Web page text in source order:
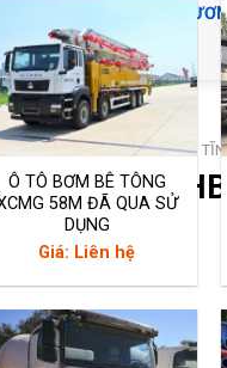
Ô TÔ BƠM BÊ TÔNG
58M ĐÃ QUA SỬ
DỤNG
Giá: Liên hệ
SỬ DỤNG
TÔNG XE BƠM BÊ TÔNG
Jiuhe
Chat Zalo